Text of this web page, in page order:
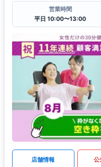
営業時間
平日 10:00〜13:00
店舗情報 公